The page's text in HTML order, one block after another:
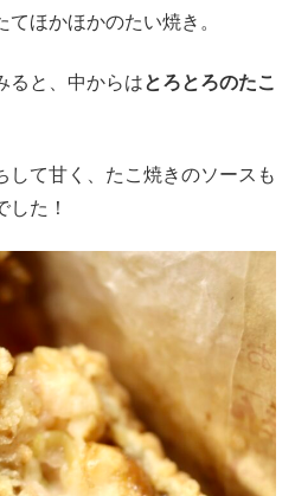
ほかほかのたい焼き。
ると、中からはとろとろのたこ
して甘く、たこ焼きのソースも
た！